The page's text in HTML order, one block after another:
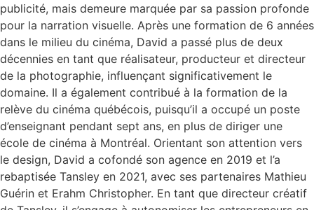
publicité, mais demeure marquée par sa passion profonde
pour la narration visuelle. Après une formation de 6 années
dans le milieu du cinéma, David a passé plus de deux
décennies en tant que réalisateur, producteur et directeur
de la photographie, influençant significativement le
domaine. Il a également contribué à la formation de la
relève du cinéma québécois, puisqu’il a occupé un poste
d’enseignant pendant sept ans, en plus de diriger une
école de cinéma à Montréal. Orientant son attention vers
le design, David a cofondé son agence en 2019 et l’a
rebaptisée Tansley en 2021, avec ses partenaires Mathieu
Guérin et Erahm Christopher. En tant que directeur créatif